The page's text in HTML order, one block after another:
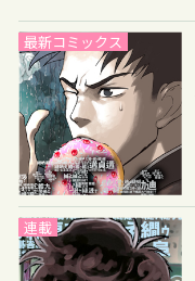
最新コミックス
連載